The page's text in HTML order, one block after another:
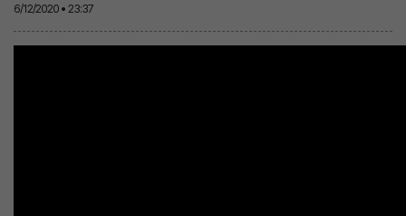
6/12/2020 • 23:37